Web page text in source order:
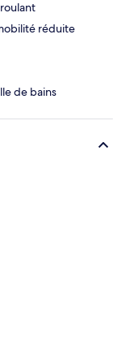
réduite
de bains